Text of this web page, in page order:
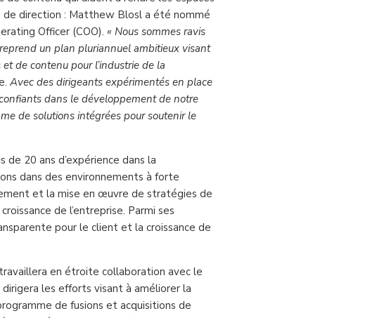
de direction : Matthew Blosl a été nommé
Officer (COO). « Nous sommes ravis
un plan pluriannuel ambitieux visant
de contenu pour l’industrie de la
Avec des dirigeants expérimentés en place
dans le développement de notre
de solutions intégrées pour soutenir le
20 ans d’expérience dans la
dans des environnements à forte
et la mise en œuvre de stratégies de
de l’entreprise. Parmi ses
pour le client et la croissance de
travaillera en étroite collaboration avec le
les efforts visant à améliorer la
de fusions et acquisitions de